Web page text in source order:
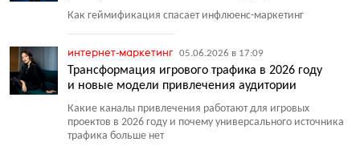
Как геймификация спасает инфлюенс-маркетинг
интернет-маркетинг 05.06.2026 в 17:09
Трансформация игрового трафика в 2026 году
и новые модели привлечения аудитории
Какие каналы привлечения работают для игровых
проектов в 2026 году и почему универсального источника
трафика больше нет